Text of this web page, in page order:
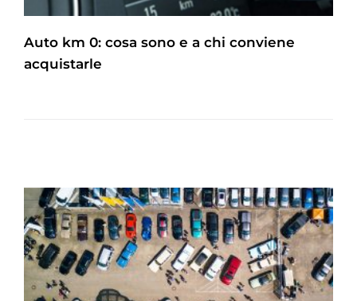
Auto km 0: cosa sono e a chi conviene
acquistarle